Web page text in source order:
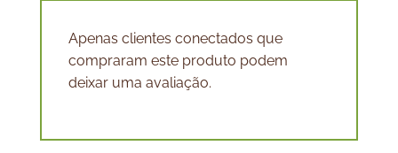
Apenas clientes conectados que
compraram este produto podem
deixar uma avaliação.